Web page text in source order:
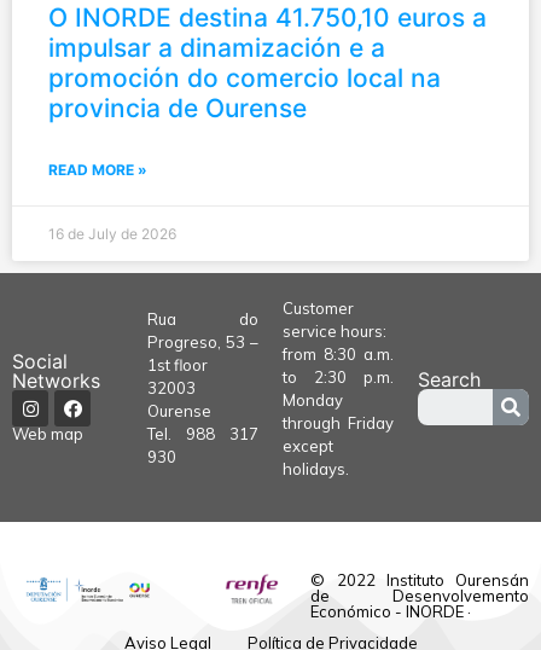
O INORDE destina 41.750,10 euros a
impulsar a dinamización e a
promoción do comercio local na
provincia de Ourense
READ MORE »
16 de July de 2026
Social
Networks
Web map
Rua do
Progreso, 53 –
1st floor
32003
Ourense
Tel. 988 317
930
Customer
service hours:
from 8:30 a.m.
to 2:30 p.m.
Monday
through Friday
except
holidays.
Search
© 2022 Instituto Ourensán
de Desenvolvemento
Económico - INORDE ·
Aviso Legal
Política de Privacidade